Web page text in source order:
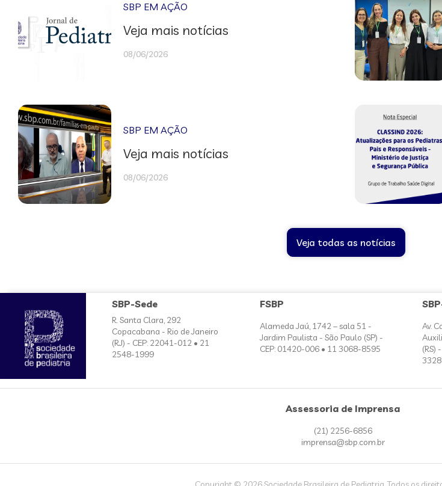
SBP EM AÇÃO
Veja mais notícias
08/06/2026
SBP EM AÇÃO
Veja mais notícias
08/06/2026
Veja todas as notícias
SBP-Sede
R. Santa Clara, 292
Copacabana - Rio de Janeiro
(RJ) - CEP: 22041-012 • 21
2548-1999
FSBP
Alameda Jaú, 1742 – sala 51 -
Jardim Paulista - São Paulo (SP) -
CEP: 01420-006 • 11 3068-8595
Av.
(RS)
Assessoria de Imprensa
(21) 2256-6856
imprensa@sbp.com.br